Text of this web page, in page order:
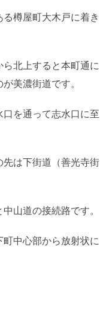
樽屋町大木戸に着き
北上すると本町通に
美濃街道です。
を通って志水口に至
は下街道（善光寺街
山道の接続路です。
中心部から放射状に